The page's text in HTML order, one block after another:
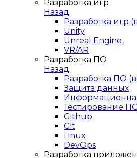
Разработка игр
Назад
Разработка игр
Unity
Unreal Engine
VR/AR
Разработка ПО
Назад
Разработка ПО
Защита данных
Тестирование
Github
Git
Linux
DevOps
Разработка